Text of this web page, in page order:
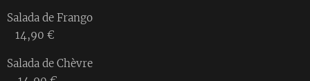
Salada de Frango
14,90 €
Salada de Chèvre